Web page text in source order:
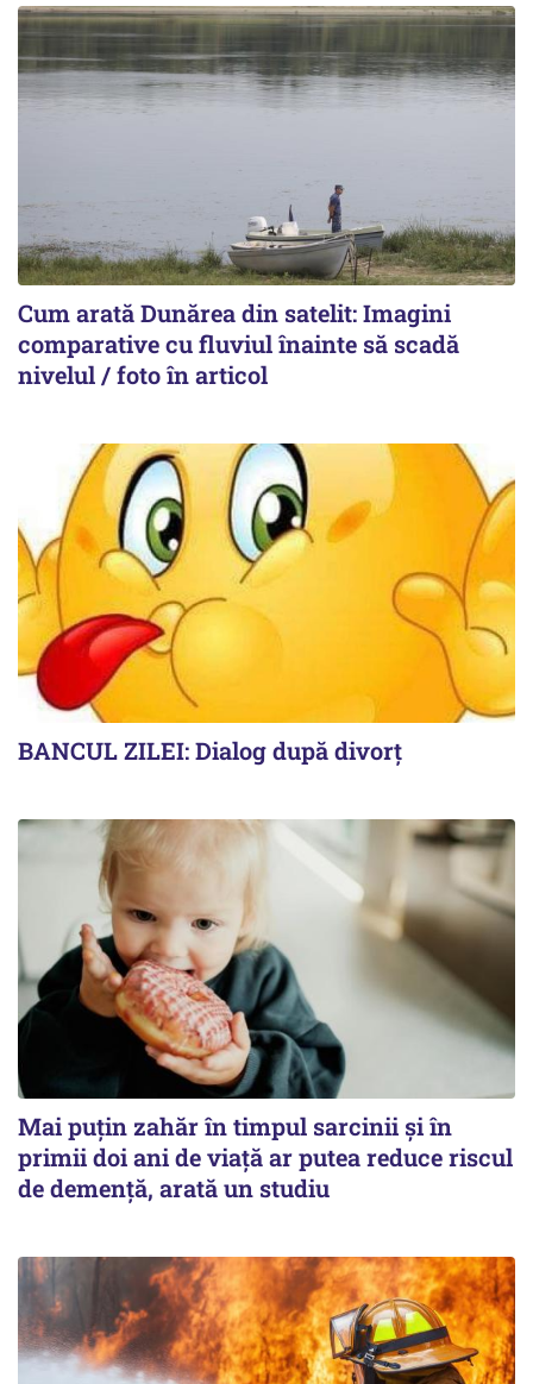
Cum arată Dunărea din satelit: Imagini
comparative cu fluviul înainte să scadă
nivelul / foto în articol
BANCUL ZILEI: Dialog după divorț
Mai puțin zahăr în timpul sarcinii și în
primii doi ani de viață ar putea reduce riscul
de demență, arată un studiu